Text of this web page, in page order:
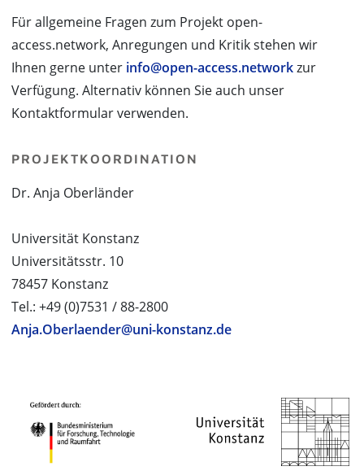
Für allgemeine Fragen zum Projekt open-
access.network, Anregungen und Kritik stehen wir
Ihnen gerne unter info@open-access.networkzur
Verfügung. Alternativ können Sie auch unser
Kontaktformular verwenden.
PROJEKTKOORDINATION
Dr. Anja Oberländer
Universität Konstanz
Universitätsstr. 10
78457 Konstanz
Tel.: +49 (0)7531 / 88-2800
Anja.Oberlaender@uni-konstanz.de